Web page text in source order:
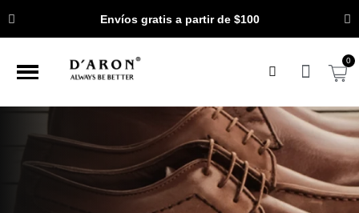
Envíos gratis a partir de $100